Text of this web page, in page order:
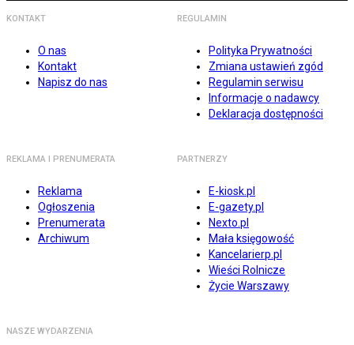
KONTAKT
O nas
Kontakt
Napisz do nas
REGULAMIN
Polityka Prywatności
Zmiana ustawień zgód
Regulamin serwisu
Informacje o nadawcy
Deklaracja dostępności
REKLAMA I PRENUMERATA
Reklama
Ogłoszenia
Prenumerata
Archiwum
PARTNERZY
E-kiosk.pl
E-gazety.pl
Nexto.pl
Mała księgowość
Kancelarierp.pl
Wieści Rolnicze
Życie Warszawy
NASZE WYDARZENIA